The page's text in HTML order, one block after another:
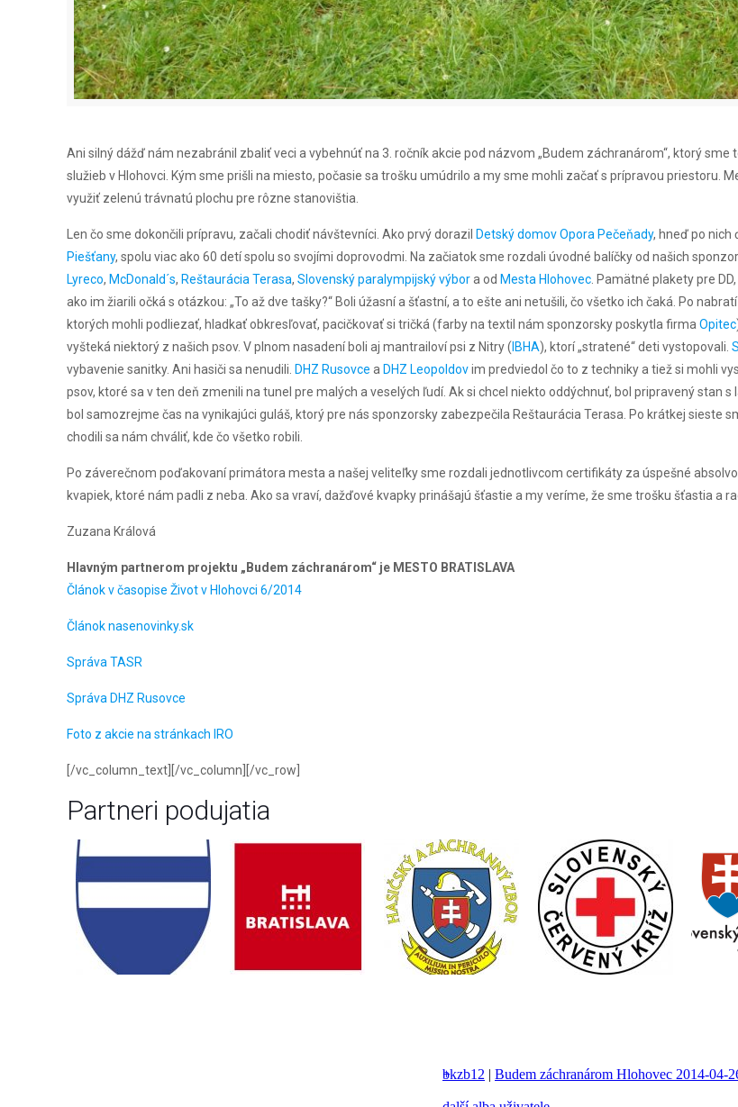
Ani silný dážď nám nezabránil zbaliť veci a vybehnúť na 3. ročník akcie pod názvom „Budem záchranárom“, ktorý
služieb v Hlohovci. Kým sme prišli na miesto, počasie sa trošku umúdrilo a my sme mohli začať s prípravou priestoru.
využiť zelenú trávnatú plochu pre rôzne stanovištia.
Len čo sme dokončili prípravu, začali chodiť návštevníci. Ako prvý dorazilDetský domov Opora Pečeňady, hneď po
Piešťany, spolu viac ako 60 detí spolu so svojími doprovodmi. Na začiatok sme rozdali úvodné balíčky od našich
Lyreco,McDonald´s,Reštaurácia Terasa,Slovenský paralympijský výbora odMesta Hlohovec . Pamätné plakety pre
ako im žiarili očká s otázkou: „To až dve tašky?“ Boli úžasní a šťastní, a to ešte ani netušili, čo všetko ich čaká. Po
ktorých mohli podliezať, hladkať obkresľovať, pacičkovať si tričká (farby na textil nám sponzorsky poskytla firmaOpitec
vyšteká niektorý z našich psov. V plnom nasadení boli aj mantrailoví psi z Nitry (IBHA), ktorí „stratené“ deti vystopovali.
vybavenie sanitky. Ani hasiči sa nenudili.DHZ Rusovce aDHZ Leopoldovim predviedol čo to z techniky a tiež si mohli
psov, ktoré sa v ten deň zmenili na tunel pre malých a veselých ľudí. Ak si chcel niekto oddýchnuť, bol pripravený stan
bol samozrejme čas na vynikajúci guláš, ktorý pre nás sponzorsky zabezpečila Reštaurácia Terasa. Po krátkej sieste
chodili sa nám chváliť, kde čo všetko robili.
Po záverečnom poďakovaní primátora mesta a našej veliteľky sme rozdali jednotlivcom certifikáty za úspešné
kvapiek, ktoré nám padli z neba. Ako sa vraví, dažďové kvapky prinášajú šťastie a my veríme, že sme trošku šťastia a
Zuzana Králová
Hlavným partnerom projektu „Budem záchranárom“ je MESTO BRATISLAVA
Článok v časopise Život v Hlohovci 6/2014
Článok nasenovinky.sk
Správa TASR
Správa DHZ Rusovce
Foto z akcie na stránkach IRO
[/vc_column_text][/vc_column][/vc_row]
Partneri podujatia